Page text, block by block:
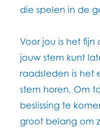
die spelen in de
Voor jou is het
jouw stem kunt
raadsleden is het
stem horen. Om
beslissing te
groot belang om